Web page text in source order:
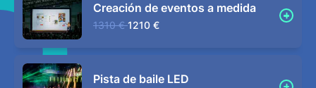
Creación de eventos a medida
1310 € 1210 €
Pista de baile LED